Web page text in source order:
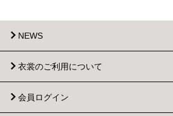
NEWS
衣裳のご利用について
会員ログイン